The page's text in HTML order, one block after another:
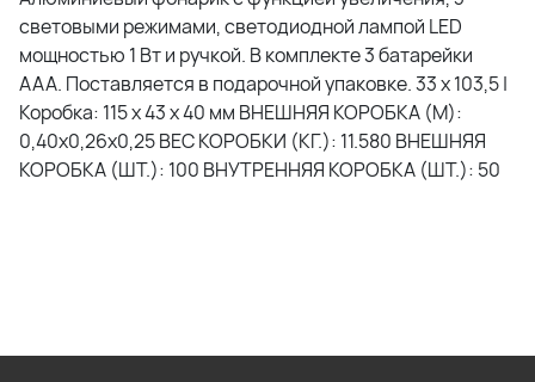
световыми режимами, светодиодной лампой LED
мощностью 1 Вт и ручкой. В комплекте 3 батарейки
AAA. Поставляется в подарочной упаковке. 33 x 103,5 |
Коробка: 115 x 43 x 40 мм ВНЕШНЯЯ КОРОБКА (М):
0,40x0,26x0,25 ВЕС КОРОБКИ (КГ.): 11.580 ВНЕШНЯЯ
КОРОБКА (ШТ.): 100 ВНУТРЕННЯЯ КОРОБКА (ШТ.): 50